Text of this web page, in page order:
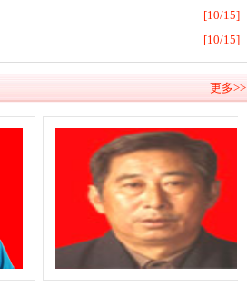
[10/15]
[10/15]
更多>>